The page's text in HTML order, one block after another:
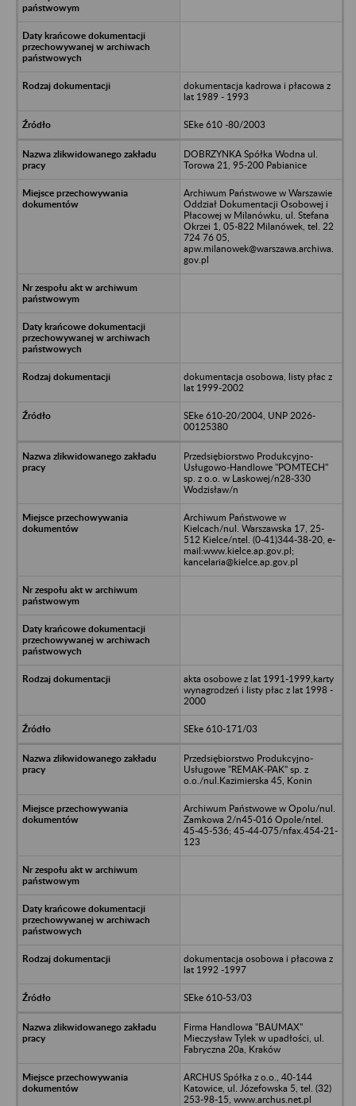
dokumentacja kadrowa i płacowa z
lat 1989 - 1993
SEke 610 -80/2003
DOBRZYNKA Spółka Wodna ul.
Torowa 21, 95-200 Pabianice
Archiwum Państwowe w Warszawie
Oddział Dokumentacji Osobowej i
Płacowej w Milanówku, ul. Stefana
Okrzei 1, 05-822 Milanówek, tel. 22
724 76 05,
apw.milanowek@warszawa.archiwa.
gov.pl
dokumentacja osobowa, listy płac z
lat 1999-2002
SEke 610-20/2004, UNP 2026-
00125380
Przedsiębiorstwo Produkcyjno-
Usługowo-Handlowe "POMTECH"
sp. z o.o. w Laskowej/n28-330
Wodzisław/n
Archiwum Państwowe w
Kielcach/nul. Warszawska 17, 25-
512 Kielce/ntel. (0-41)344-38-20, e-
mail:www.kielce.ap.gov.pl;
kancelaria@kielce.ap.gov.pl
akta osobowe z lat 1991-1999,karty
wynagrodzeń i listy płac z lat 1998 -
2000
SEke 610-171/03
Przedsiębiorstwo Produkcyjno-
Usługowe "REMAK-PAK" sp. z
o.o./nul.Kazimierska 45, Konin
Archiwum Państwowe w Opolu/nul.
Zamkowa 2/n45-016 Opole/ntel.
45-45-536; 45-44-075/nfax.454-21-
123
dokumentacja osobowa i płacowa z
lat 1992 -1997
SEke 610-53/03
Firma Handlowa "BAUMAX"
Mieczysław Tylek w upadłości, ul.
Fabryczna 20a, Kraków
ARCHUS Spółka z o.o., 40-144
Katowice, ul. Józefowska 5, tel. (32)
253-98-15, www.archus.net.pl